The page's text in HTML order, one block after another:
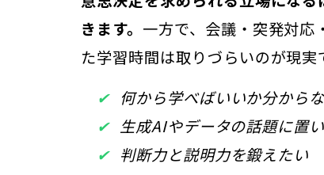
きます。 一方で、会議・突発対応
た学習時間は取りづらいのが現実
何から学べばいいか分から
生成AIやデータの話題に置
判断力と説明力を鍛えたい